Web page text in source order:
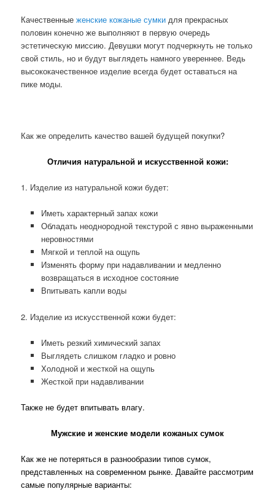
Качественныеженские кожаные сумки для прекрасных
половин конечно же выполняют в первую очередь
эстетическую миссию. Девушки могут подчеркнуть не только
свой стиль, но и будут выглядеть намного увереннее. Ведь
высококачественное изделие всегда будет оставаться на
пике моды.
Как же определить качество вашей будущей покупки?
Отличия натуральной и искусственной кожи:
1. Изделие из натуральной кожи будет:
Иметь характерный запах кожи
Обладать неоднородной текстурой с явно выраженными
неровностями
Мягкой и теплой на ощупь
Изменять форму при надавливании и медленно
возвращаться в исходное состояние
Впитывать капли воды
2. Изделие из искусственной кожи будет:
Иметь резкий химический запах
Выглядеть слишком гладко и ровно
Холодной и жесткой на ощупь
Жесткой при надавливании
Также не будет впитывать влагу.
Мужские и женские модели кожаных сумок
Как же не потеряться в разнообразии типов сумок,
представленных на современном рынке. Давайте рассмотрим
самые популярные варианты: